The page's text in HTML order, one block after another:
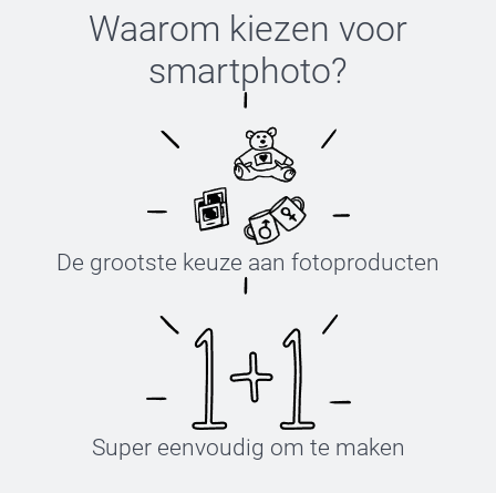
Waarom kiezen voor
smartphoto?
De grootste keuze aan fotoproducten
Super eenvoudig om te maken